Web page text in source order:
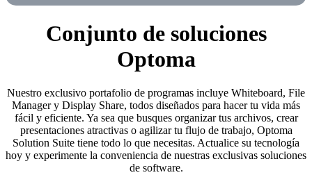
Conjunto de soluciones
Optoma
Nuestro exclusivo portafolio de programas incluye Whiteboard, File
Manager y Display Share, todos diseñados para hacer tu vida más
fácil y eficiente. Ya sea que busques organizar tus archivos, crear
presentaciones atractivas o agilizar tu flujo de trabajo, Optoma
Solution Suite tiene todo lo que necesitas. Actualice su tecnología
hoy y experimente la conveniencia de nuestras exclusivas soluciones
de software.